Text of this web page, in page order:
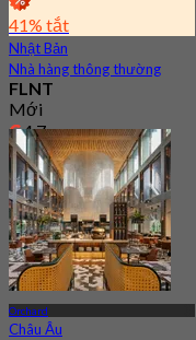
41% tắt
Nhật Bản
Nhà hàng thông thường
FLNT
Mới
4.7
TừS$ 41.97
Orchard
Châu Âu